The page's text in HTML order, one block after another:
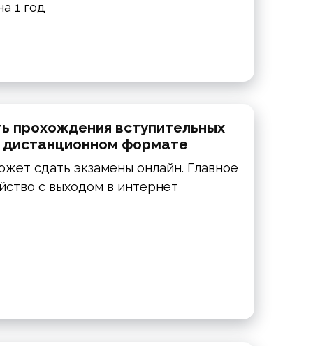
1 год
прохождения вступительных
дистанционном формате
сдать экзамены онлайн. Главное
с выходом в интернет